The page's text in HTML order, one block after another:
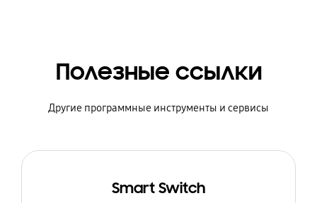
Полезные ссылки
Другие программные инструменты и сервисы
Smart Switch